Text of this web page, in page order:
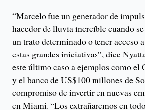
“Marcelo fue un generador de
hacedor de lluvia increíble cuando
un trato determinado o tener acceso
estas grandes iniciativas”, dice
este último caso a ejemplos como el
y el banco de US$100 millones de
compromiso de invertir en nuevas
en Miami. “Los extrañaremos en